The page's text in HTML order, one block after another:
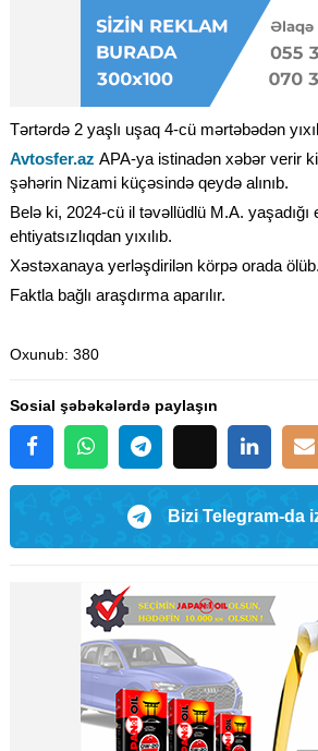
Tərtərdə 2 yaşlı uşaq 4-cü mərtəbədən
Avtosfer.az APA-ya istinadən xəbər verir
şəhərin Nizami küçəsində qeydə alınıb.
Belə ki, 2024-cü il təvəllüdlü M.A. yaşadığı
ehtiyatsızlıqdan yıxılıb.
Xəstəxanaya yerləşdirilən körpə orada ölüb.
Faktla bağlı araşdırma aparılır.
Oxunub: 380
Sosial şəbəkələrdə paylaşın
Bizi Telegram-da